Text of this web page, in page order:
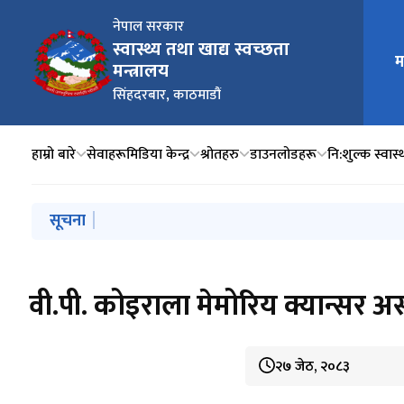
नेपाल सरकार
स्वास्थ्य तथा खाद्य स्वच्छता
मन्त्रालय
सिंहदरबार, काठमाडौं
मुख्य
हाम्रो बारे सेवाहरूमिडिया केन्द्र श्रोतहरु डाउनलोडहरू नि:शुल्क
मुख्य नेभिगेसनमा जानुहोस्
सूचना
वी.पी. कोइराला मेमोरिय क्यान्सर
२७ जेठ, २०८३